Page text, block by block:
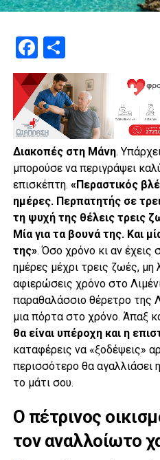
Facebook
Διακοπές στη Μάνη.
μπορούσε να περιγράψει
επισκέπτη. «Περαστικός
ημέρες. Περπατητής σε
τη ψυχή της θέλεις τρεις
Μία για τα βουνά της. Και
της». Όσο χρόνο κι αν έχεις
ημέρες μέχρι τρεις ζωές, μη
αφιερώσεις χρόνο στο
παραθαλάσσιο θέρετρο της
μια πόρτα στο χρόνο. Άπαξ
θα είναι υπέροχη και η
καταφέρεις να «ξοδέψεις»
περισσότερο θα αγαλλιάσει
το μάτι σου.
Ο πέτρινος
τον αναλλοίωτο